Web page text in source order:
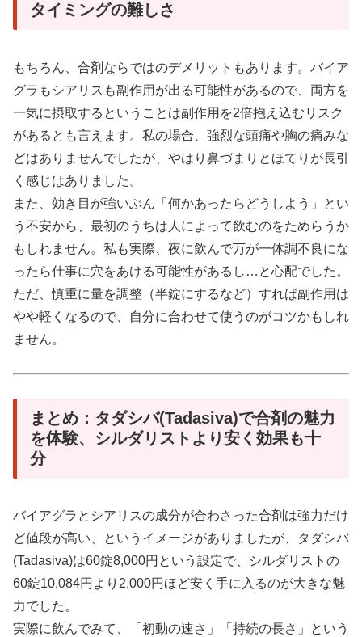
タイミングの難しさ
もちろん、合剤ならではのデメリットもあります。バイア
グラもシアリスも副作用が出る可能性があるので、両方を
一気に摂取するということは副作用を2倍抱え込むリスク
があるとも言えます。私の場合、強烈な頭痛や胸の痛みな
どはありませんでしたが、やはり鼻づまりとほてりが長引
く感じはありました。
また、効き目が強いぶん「何かあったらどうしよう」とい
う不安から、最初のうちは人によって飲むのをためらうか
もしれません。私も実際、夜に飲んで万が一体調不良にな
ったら仕事に穴をあける可能性があるし…と心配でした。
ただ、慎重に量を調整（半錠にするなど）すれば副作用は
やや軽くなるので、自分に合わせて使うのがコツかもしれ
ません。
まとめ：タダシバ(Tadasiva)で合剤の魅力
を体験、シルダリストより安く効果も十
分
バイアグラとシアリスの成分が合わさった合剤は強力だけ
ど値段が高い、というイメージがありましたが、タダシバ
(Tadasiva)は60錠8,000円という設定で、シルダリストの
60錠10,084円より2,000円ほど安く手に入るのが大きな魅
力でした。
実際に飲んでみて、「初動の速さ」「持続の長さ」という